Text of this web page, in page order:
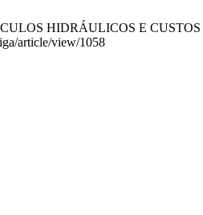
HIDRÁULICOS E CUSTOS
article/view/1058